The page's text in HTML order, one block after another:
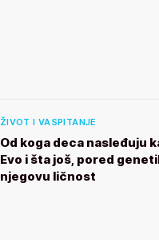
ŽIVOT I VASPITANJE
Od koga deca nasleđuju
Evo i šta još, pored
njegovu ličnost